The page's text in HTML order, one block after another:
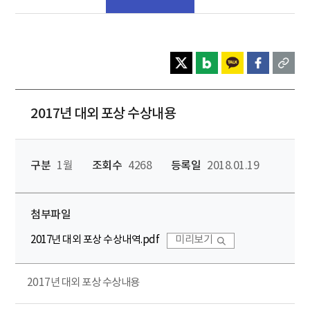
2017년 대외 포상 수상내용
구분 1월 조회수 4268 등록일 2018.01.19
첨부파일
2017년 대외 포상 수상내역.pdf 미리보기
2017년 대외 포상 수상내용